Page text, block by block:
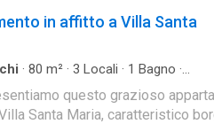
due camerette, doppi
uno con vasca), oltre balconi.
Il canone mensile richiesto
aggiungono 50 euro per gli oneri
in affitto a Villa Santa
· 80 m² · 3 Locali · 1 Bagno ·
questo grazioso
Santa Maria, caratteristico